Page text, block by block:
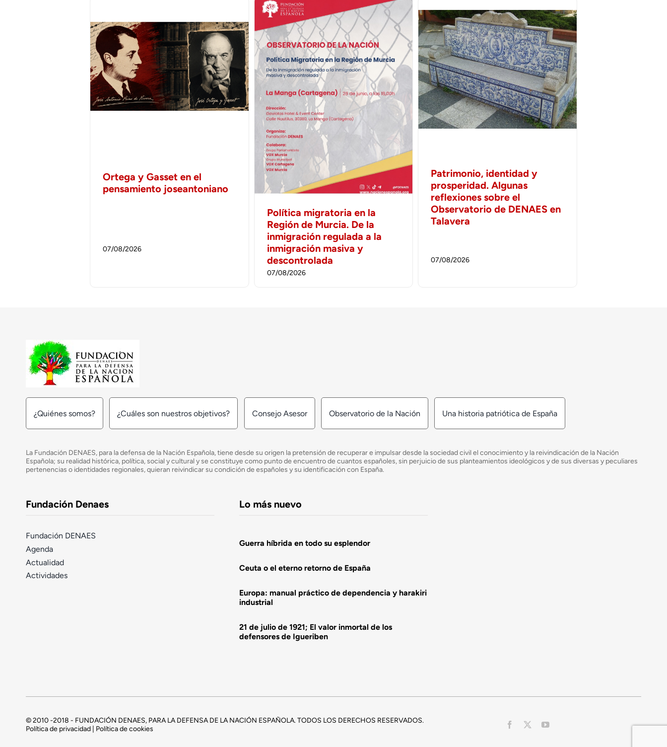
Ortega y Gasset en el
pensamiento joseantoniano
07/08/2026
Política migratoria en la
Región de Murcia. De la
inmigración regulada a la
inmigración masiva y
descontrolada
07/08/2026
Patrimonio, identidad y
prosperidad. Algunas
reflexiones sobre el
Observatorio de DENAES en
Talavera
07/08/2026
¿Quiénes somos? ¿Cuáles son nuestros objetivos? Consejo Asesor Observatorio de la Nación Una historia patriótica de España
La Fundación DENAES, para la defensa de la Nación Española, tiene desde su origen la pretensión de recuperar e impulsar desde la sociedad civil el conocimiento y la reivindicación de la Nación
Española; su realidad histórica, política, social y cultural y se constituye como punto de encuentro de cuantos españoles, sin perjuicio de sus planteamientos ideológicos y de sus diversas y peculiares
pertenencias o identidades regionales, quieran reivindicar su condición de españoles y su identificación con España.
Fundación Denaes
Fundación DENAES
Agenda
Actualidad
Actividades
Lo más nuevo
Guerra híbrida en todo su esplendor
Ceuta o el eterno retorno de España
Europa: manual práctico de dependencia y harakiri
industrial
21 de julio de 1921; El valor inmortal de los
defensores de Igueriben
© 2010 -2018 - FUNDACIÓN DENAES, PARA LA DEFENSA DE LA NACIÓN ESPAÑOLA. TODOS LOS DERECHOS RESERVADOS.
Política de privacidad | Política de cookies